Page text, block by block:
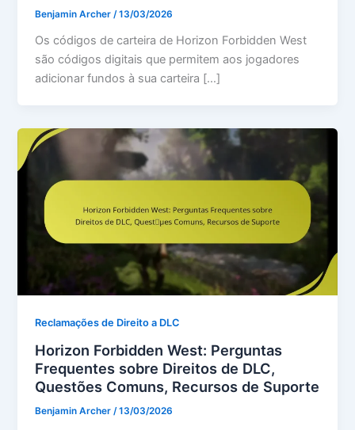
Benjamin Archer/13/03/2026
Os códigos de carteira de Horizon Forbidden West
são códigos digitais que permitem aos jogadores
adicionar fundos à sua carteira […]
Reclamações de Direito a DLC
Horizon Forbidden West: Perguntas
Frequentes sobre Direitos de DLC,
Questões Comuns, Recursos de Suporte
Benjamin Archer/13/03/2026